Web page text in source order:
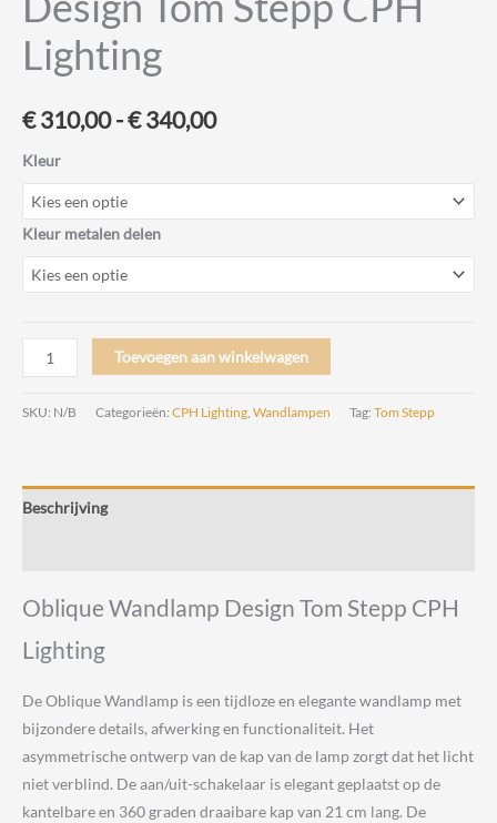
Lighting
€310,00 -€340,00Prijsklasse:
Kleur
Kleur metalen delen
Oblique
Wandlamp
Design
CPH
Lighting
Toevoegen aan winkelwagen
SKU: N/B Categorieën: CPH Lighting Wandlampen Tag: Tom Stepp
Beschrijving
Oblique Wandlamp Design Tom Stepp CPH
Lighting
De Oblique Wandlamp is een tijdloze en elegante wandlamp met
bijzondere details, afwerking en functionaliteit. Het
asymmetrische ontwerp van de kap van de lamp zorgt dat het licht
niet verblind. De aan/uit-schakelaar is elegant geplaatst op de
kantelbare en 360 graden draaibare kap van 21 cm lang. De